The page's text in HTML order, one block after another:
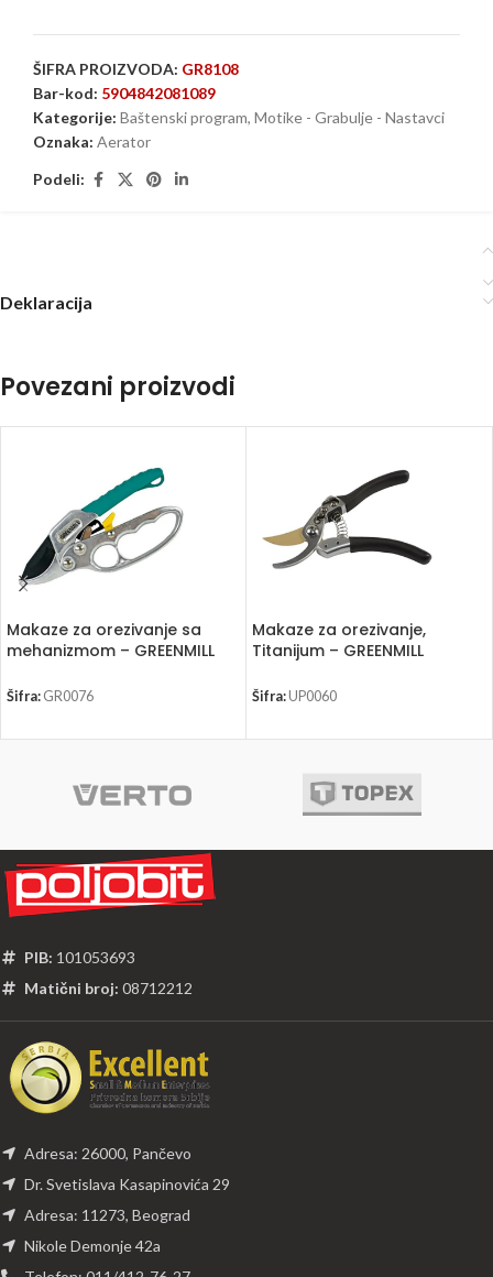
ŠIFRA PROIZVODA: GR8108
Bar-kod: 5904842081089
Kategorije: Baštenski program, Motike - Grabulje - Nastavci
Oznaka: Aerator
Podeli:
Deklaracija
Povezani proizvodi
Makaze za orezivanje sa
mehanizmom – GREENMILL
Šifra: GR0076
Makaze za orezivanje,
Titanijum – GREENMILL
Šifra:UP0060
PIB: 101053693
Matični broj: 08712212
Adresa: 26000, Pančevo
Dr. Svetislava Kasapinovića 29
Adresa: 11273, Beograd
Nikole Demonje 42a